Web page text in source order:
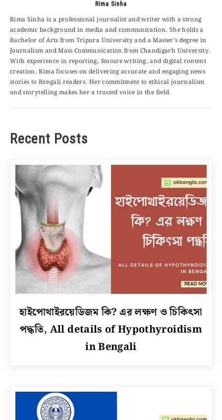
RIma Sinha
Rima Sinha is a professional journalist and writer with a strong
academic background in media and communication. She holds a
Bachelor of Arts from Tripura University and a Master’s degree in
Journalism and Mass Communication from Chandigarh University.
With experience in reporting, feature writing, and digital content
creation, Rima focuses on delivering accurate and engaging news
stories to Bengali readers. Her commitment to ethical journalism
and storytelling makes her a trusted voice in the field.
Recent Posts
link
হাইপোথাইরয়েডিজম
চিকিৎসা
হাইপোথাইরয়েডিজম কি? এর লক্ষণ ও চিকিৎসা
পদ্ধতি, All details of Hypothyroidism
in Bengali